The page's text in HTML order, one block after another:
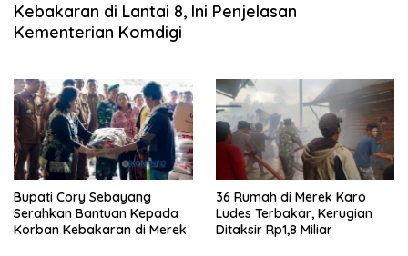
Kebakaran di Lantai 8, Ini Penjelasan
Kementerian Komdigi
Bupati Cory Sebayang
Serahkan Bantuan Kepada
Korban Kebakaran di Merek
36 Rumah di Merek Karo
Ludes Terbakar, Kerugian
Ditaksir Rp1,8 Miliar